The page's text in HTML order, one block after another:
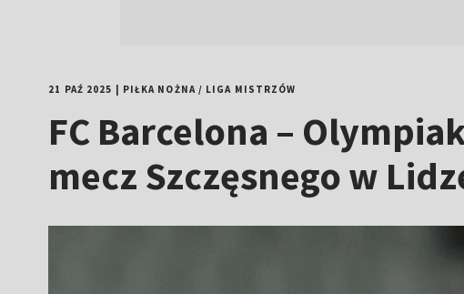
21 PAŹ 2025 PIŁKA NOŻNA/ LIGA MISTRZÓW
FC Barcelona –
mecz Szczęsnego w